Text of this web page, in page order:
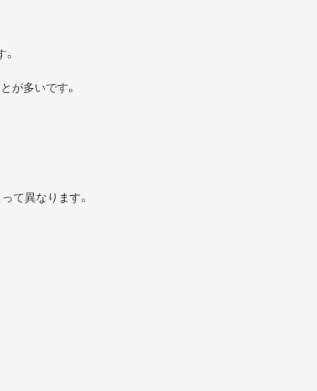
が多いです。
て異なります。